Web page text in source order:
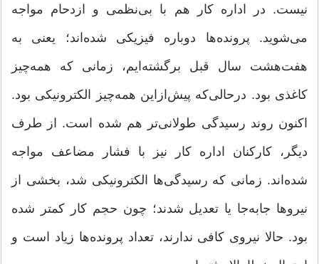
نیست. در اداره کار هم با بی‌نظمی و ازدحام مواجه
می‌شوید. پرونده‌ها دوباره فیزیکی شده‌اند؛ یعنی به
هفت‌هشت سال قبل برگشته‌ایم، زمانی که همه‌چیز
کاغذی بود. درحالی‌که پیش‌ازاین همه‌چیز الکترونیکی بود.
اکنون روند رسیدگی طولانی‌تر هم شده است. از طرف
دیگر، کارکنان اداره کار نیز با فشار مضاعف مواجه
شده‌اند. زمانی که رسیدگی‌ها الکترونیکی شد، بخشی از
نیروها جابه‌جا یا تعدیل شدند؛ چون حجم کار کمتر شده
بود. حالا نیروی کافی ندارند، تعداد پرونده‌ها زیاد است و